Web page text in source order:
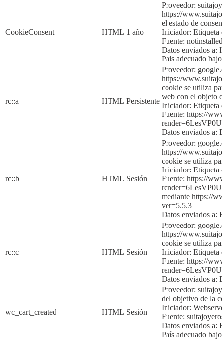
CookieConsent HTML 1 año
Proveedor:
https://
el estado de
Iniciador: Etiqueta
Fuente: notinstalled
Datos enviados a:
País adecuado
rc::a HTML Persistente
Proveedor:
https://
cookie se utiliza
web con el objeto
Iniciador: Etiqueta
Fuente: https://
Datos enviados a:
rc::b HTML Sesión
Proveedor:
https://
cookie se utiliza
Iniciador: Etiqueta
Fuente: https://
mediante https://
ver=5.5.3
Datos enviados a:
rc::c HTML Sesión
Proveedor:
https://
cookie se utiliza
Iniciador: Etiqueta
Fuente: https://
Datos enviados a:
wc_cart_created HTML Sesión
Proveedor:
del objetivo de la
Iniciador:
Fuente:
Datos enviados a:
País adecuado